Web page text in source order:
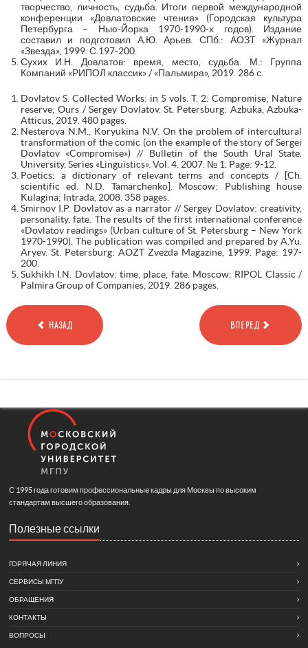
творчество, личность, судьба. Итоги первой международной
конференции «Довлатовские чтения» (Городская культура
Петербурга – Нью-Йорка 1970-1990-х годов). Издание
составил и подготовил А.Ю. Арьев. СПб.: АОЗТ «Журнал
«Звезда», 1999. С.197-200.
Сухих И.Н. Довлатов: время, место, судьба. М.: Группа
Компаний «РИПОЛ классик» / «Пальмира», 2019. 286 с.
Dovlatov S. Collected Works: in 5 vols. T. 2: Compromise; Nature
reserve; Ours / Sergey Dovlatov. St. Petersburg: Azbuka, Azbuka-
Atticus, 2019. 480 pages.
Nesterova N.M., Koryukina N.V. On the problem of intercultural
transformation of the comic (on the example of the story of Sergei
Dovlatov «Compromise») // Bulletin of the South Ural State.
University. Series «Linguistics». Vol. 4. 2007. № 1. Page: 9-12.
Poetics: a dictionary of relevant terms and concepts / [Ch.
scientific ed. N.D. Tamarchenko]. Moscow: Publishing house
Kulagina; Intrada, 2008. 358 pages.
Smirnov I.P. Dovlatov as a narrator // Sergey Dovlatov: creativity,
personality, fate. The results of the first international conference
«Dovlatov readings» (Urban culture of St. Petersburg – New York
1970-1990). The publication was compiled and prepared by A.Yu.
Aryev. St. Petersburg: AOZT Zvezda Magazine, 1999. Page: 197-
200.
Sukhikh I.N. Dovlatov: time, place, fate. Moscow: RIPOL Classic /
Palmira Group of Companies, 2019. 286 pages.
НАЗАД ВПЕРЕД
С 1995 года готовим профессиональные кадры для Москвы по высоким
стандартам высшего образования.
Полезные ссылки
ГОРЯЧАЯ ЛИНИЯ
СЕРВИСЫ МГПУ
ОБРАЩЕНИЯ
КОНТАКТЫ
ВОПРОСЫ